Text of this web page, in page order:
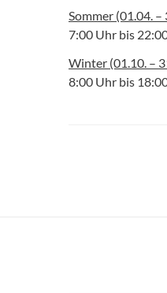
Sommer (01.04. –
7:00 Uhr bis
Winter (01.10. –
8:00 Uhr bis